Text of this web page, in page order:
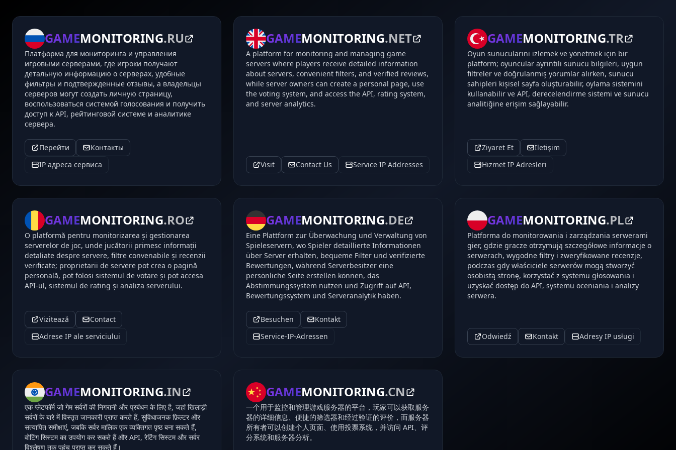
GAMEMONITORING.RU
Платформа для мониторинга и управления
игровыми серверами, где игроки получают
детальную информацию о серверах, удобные
фильтры и подтвержденные отзывы, а владельцы
серверов могут создать личную страницу,
воспользоваться системой голосования и получить
доступ к API, рейтинговой системе и аналитике
сервера.
Перейти
Контакты
IP адреса сервиса
GAMEMONITORING.NET
A platform for monitoring and managing game
servers where players receive detailed information
about servers, convenient filters, and verified reviews,
while server owners can create a personal page, use
the voting system, and access the API, rating system,
and server analytics.
Visit Contact Us Service IP Addresses
GAMEMONITORING.TR
Oyun sunucularını izlemek ve yönetmek için bir
platform; oyuncular ayrıntılı sunucu bilgileri, uygun
filtreler ve doğrulanmış yorumlar alırken, sunucu
sahipleri kişisel sayfa oluşturabilir, oylama sistemini
kullanabilir ve API, derecelendirme sistemi ve sunucu
analitiğine erişim sağlayabilir.
Ziyaret Et
İletişim
Hizmet IP Adresleri
GAMEMONITORING.RO
O platformă pentru monitorizarea și gestionarea
serverelor de joc, unde jucătorii primesc informații
detaliate despre servere, filtre convenabile și recenzii
verificate; proprietarii de servere pot crea o pagină
personală, pot folosi sistemul de votare și pot accesa
API-ul, sistemul de rating și analiza serverului.
Vizitează
Contact
Adrese IP ale serviciului
GAMEMONITORING.DE
Eine Plattform zur Überwachung und Verwaltung von
Spieleservern, wo Spieler detaillierte Informationen
über Server erhalten, bequeme Filter und verifizierte
Bewertungen, während Serverbesitzer eine
persönliche Seite erstellen können, das
Abstimmungssystem nutzen und Zugriff auf API,
Bewertungssystem und Serveranalytik haben.
Besuchen
Kontakt
Service-IP-Adressen
GAMEMONITORING.PL
Platforma do monitorowania i zarządzania serwerami
gier, gdzie gracze otrzymują szczegółowe informacje o
serwerach, wygodne filtry i zweryfikowane recenzje,
podczas gdy właściciele serwerów mogą stworzyć
osobistą stronę, korzystać z systemu głosowania i
uzyskać dostęp do API, systemu oceniania i analizy
serwera.
Odwiedź Kontakt Adresy IP usługi
GAMEMONITORING.IN
एक प्लेटफॉर्म जो गेम सर्वरों की निगरानी और प्रबंधन के लिए है, जहां खिलाड़ी
सर्वरों के बारे में विस्तृत जानकारी प्राप्त करते हैं, सुविधाजनक फ़िल्टर और
सत्यापित समीक्षाएं, जबकि सर्वर मालिक एक व्यक्तिगत पृष्ठ बना सकते हैं,
वोटिंग सिस्टम का उपयोग कर सकते हैं और API, रेटिंग सिस्टम और सर्वर
विश्लेषण तक पहुंच प्राप्त कर सकते हैं।
GAMEMONITORING.CN
一个用于监控和管理游戏服务器的平台，玩家可以获取服务
器的详细信息、便捷的筛选器和经过验证的评价，而服务器
所有者可以创建个人页面、使用投票系统，并访问 API、评
分系统和服务器分析。